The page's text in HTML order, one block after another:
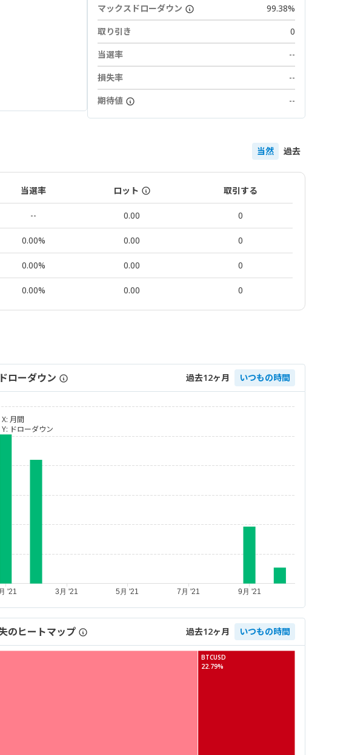
マックスドローダウン
99.38%
取り引き
0
当選率
--
損失率
--
期待値
--
当然 過去
当選率 ロット 取引する
-- 0.00 0
0.00% 0.00 0
0.00% 0.00 0
0.00% 0.00 0
ローダウン 過去12ヶ月 いつもの時間
X: 月間
Y: ドローダウン
のヒートマップ 過去12ヶ月 いつもの時間
BTCUSD
22.79%